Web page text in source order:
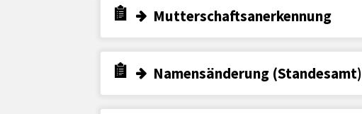
Mutterschaftsanerkennung
Namensänderung (Standesamt)